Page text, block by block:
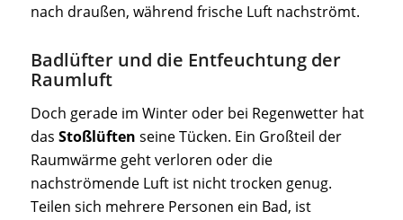
nach draußen, während frische Luft nachströmt.
Badlüfter und die Entfeuchtung der
Raumluft
Doch gerade im Winter oder bei Regenwetter hat
das Stoßlüften seine Tücken. Ein Großteil der
Raumwärme geht verloren oder die
nachströmende Luft ist nicht trocken genug.
Teilen sich mehrere Personen ein Bad, ist